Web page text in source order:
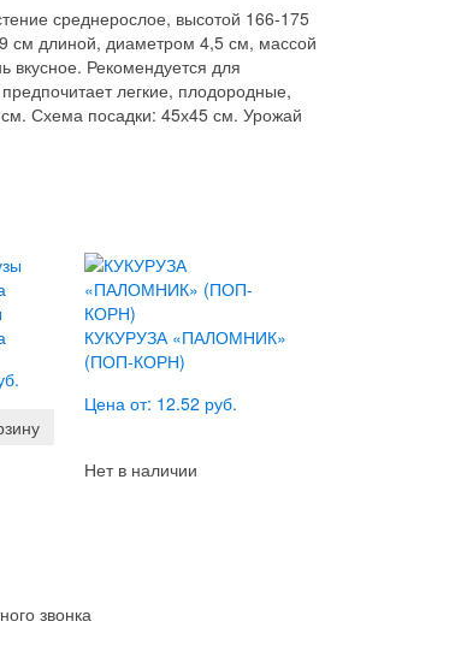
среднерослое, высотой 166-175
см длиной, диаметром 4,5 см, массой
вкусное. Рекомендуется для
легкие, плодородные,
Схема посадки: 45х45 см. Урожай
КУКУРУЗА «ПАЛОМНИК»
(ПОП-КОРН)
Цена от: 12.52 руб.
Нет в наличии
звонка